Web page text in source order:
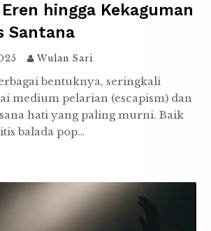
hingga Kekaguman
Santana
Wulan Sari
bentuknya, seringkali
medium pelarian (escapism) dan
hati yang paling murni. Baik
balada pop…